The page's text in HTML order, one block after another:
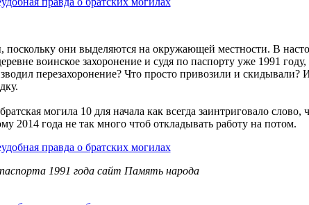
они выделяются на окружающей местности. В
воинское захоронение и судя по паспорту уже 1991
перезахоронение? Что просто привозили и
могила 10 для начала как всегда заинтриговало слово,
2014 года не так много чтоб откладывать работу на потом.
1991 года сайт Память народа